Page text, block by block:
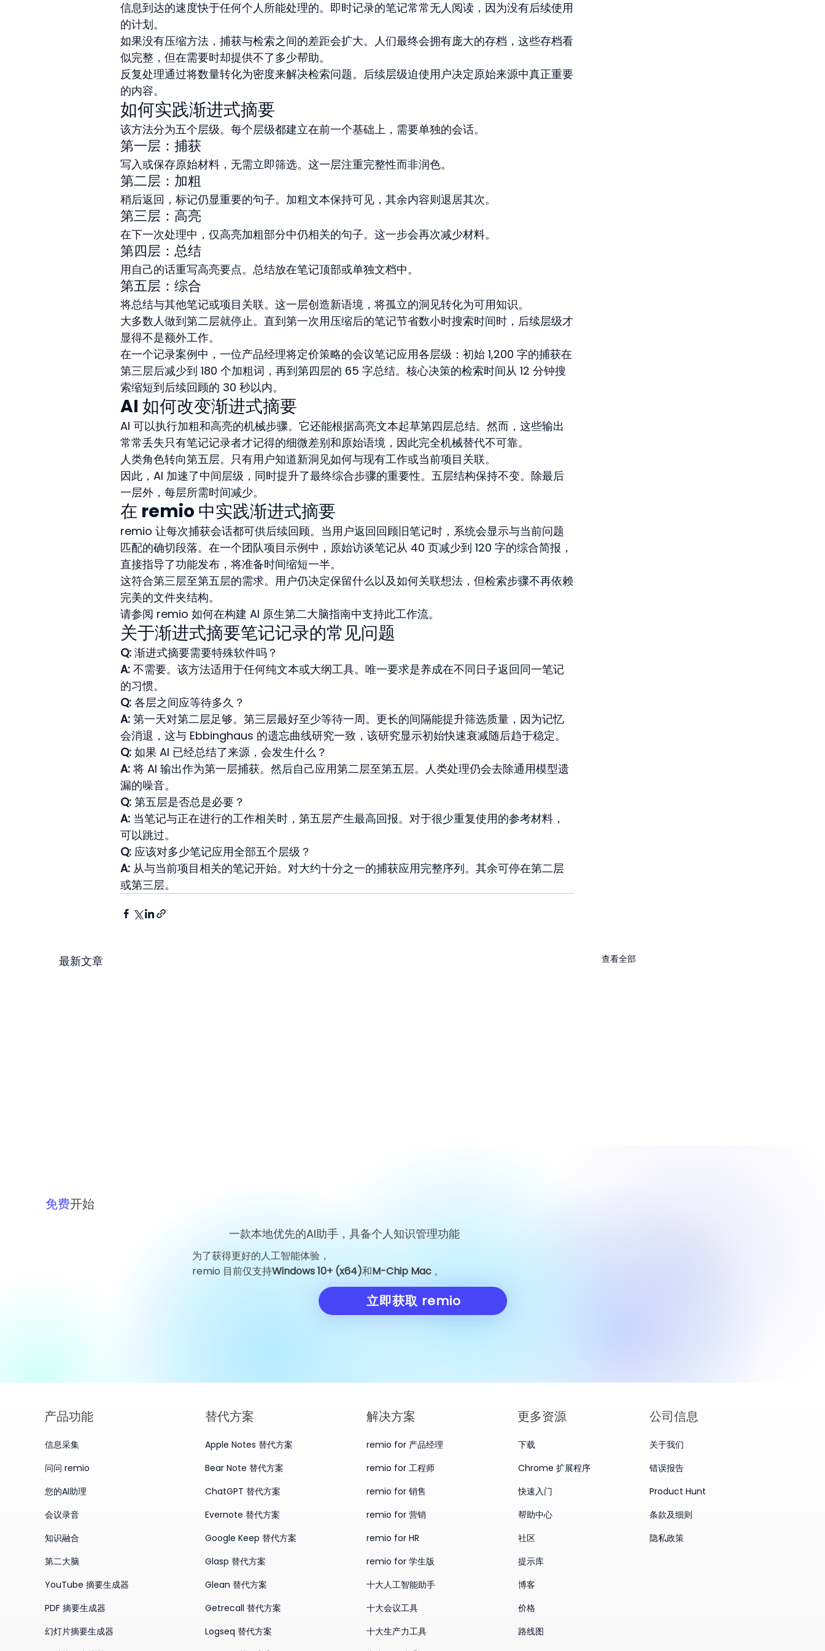
信息到达的速度快于任何个人所能处理的。即时记录的笔记常常无人阅读，因为没有后续使用
的计划。
如果没有压缩方法，捕获与检索之间的差距会扩大。人们最终会拥有庞大的存档，这些存档看
似完整，但在需要时却提供不了多少帮助。
反复处理通过将数量转化为密度来解决检索问题。后续层级迫使用户决定原始来源中真正重要
的内容。
如何实践渐进式摘要
该方法分为五个层级。每个层级都建立在前一个基础上，需要单独的会话。
第一层：捕获
写入或保存原始材料，无需立即筛选。这一层注重完整性而非润色。
第二层：加粗
稍后返回，标记仍显重要的句子。加粗文本保持可见，其余内容则退居其次。
第三层：高亮
在下一次处理中，仅高亮加粗部分中仍相关的句子。这一步会再次减少材料。
第四层：总结
用自己的话重写高亮要点。总结放在笔记顶部或单独文档中。
第五层：综合
将总结与其他笔记或项目关联。这一层创造新语境，将孤立的洞见转化为可用知识。
大多数人做到第二层就停止。直到第一次用压缩后的笔记节省数小时搜索时间时，后续层级才
显得不是额外工作。
在一个记录案例中，一位产品经理将定价策略的会议笔记应用各层级：初始 1,200 字的捕获在
第三层后减少到 180 个加粗词，再到第四层的 65 字总结。核心决策的检索时间从 12 分钟搜
索缩短到后续回顾的 30 秒以内。
AI 如何改变渐进式摘要
AI 可以执行加粗和高亮的机械步骤。它还能根据高亮文本起草第四层总结。然而，这些输出
常常丢失只有笔记记录者才记得的细微差别和原始语境，因此完全机械替代不可靠。
人类角色转向第五层。只有用户知道新洞见如何与现有工作或当前项目关联。
因此，AI 加速了中间层级，同时提升了最终综合步骤的重要性。五层结构保持不变。除最后
一层外，每层所需时间减少。
在 remio 中实践渐进式摘要
remio 让每次捕获会话都可供后续回顾。当用户返回回顾旧笔记时，系统会显示与当前问题
匹配的确切段落。在一个团队项目示例中，原始访谈笔记从 40 页减少到 120 字的综合简报，
直接指导了功能发布，将准备时间缩短一半。
这符合第三层至第五层的需求。用户仍决定保留什么以及如何关联想法，但检索步骤不再依赖
完美的文件夹结构。
请参阅 remio 如何在构建 AI 原生第二大脑指南中支持此工作流。
关于渐进式摘要笔记记录的常见问题
Q: 渐进式摘要需要特殊软件吗？
A: 不需要。该方法适用于任何纯文本或大纲工具。唯一要求是养成在不同日子返回同一笔记
的习惯。
Q: 各层之间应等待多久？
A: 第一天对第二层足够。第三层最好至少等待一周。更长的间隔能提升筛选质量，因为记忆
会消退，这与 Ebbinghaus 的遗忘曲线研究一致，该研究显示初始快速衰减随后趋于稳定。
Q: 如果 AI 已经总结了来源，会发生什么？
A: 将 AI 输出作为第一层捕获。然后自己应用第二层至第五层。人类处理仍会去除通用模型遗
漏的噪音。
Q: 第五层是否总是必要？
A: 当笔记与正在进行的工作相关时，第五层产生最高回报。对于很少重复使用的参考材料，
可以跳过。
Q: 应该对多少笔记应用全部五个层级？
A: 从与当前项目相关的笔记开始。对大约十分之一的捕获应用完整序列。其余可停在第二层
或第三层。
最新文章 查看全部
GigaDevice 科技新闻：葛卫
东增持股份，芯片周期考验信
Google Jeff Dean 离职：为
何一位工程师的离开震动了 AI
考验
免费开始
一款本地优先的AI助手，具备个人知识管理功能
为了获得更好的人工智能体验，
remio 目前仅支持Windows 10+ (x64)和M-Chip Mac。
立即获取 remio
产品​功能
信息采集
问问 remio
您的AI助理
会议录音
知识融合
第二大脑
YouTube 摘要生成器
PDF 摘要生成器
幻灯片摘要生成器
替代方案
Apple Notes 替代方案
Bear Note 替代方案
ChatGPT 替代方案
Evernote 替代方案
Google Keep 替代方案
Glasp 替代方案
Glean 替代方案
Getrecall 替代方案
Logseq 替代方案
​解决方案
remio for 产品经理
remio for 工程师
remio for 销售
remio for 营销
remio for HR
remio for 学生版
十大人工智能助手
十大会议工具
十大生产力工具
更多资源
下载
Chrome 扩展程序
快速入门
帮助中心
社区
提示库
博客
价格
路线图
公司信息
关于我们
错误报告
Product Hunt
条款及细则
隐私政策